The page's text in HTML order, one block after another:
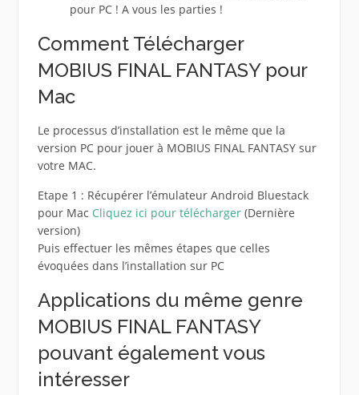
pour PC ! A vous les parties !
Comment Télécharger
MOBIUS FINAL FANTASY pour
Mac
Le processus d’installation est le même que la
version PC pour jouer à MOBIUS FINAL FANTASY sur
votre MAC.
Etape 1 : Récupérer l’émulateur Android Bluestack
pour Mac Cliquez ici pour télécharger(Dernière
version)
Puis effectuer les mêmes étapes que celles
évoquées dans l’installation sur PC
Applications du même genre
MOBIUS FINAL FANTASY
pouvant également vous
intéresser